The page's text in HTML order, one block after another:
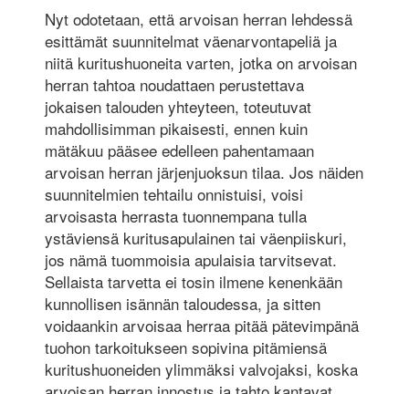
Nyt odotetaan, että arvoisan herran lehdessä
esittämät suunnitelmat väenarvontapeliä ja
niitä kuritushuoneita varten, jotka on arvoisan
herran tahtoa noudattaen perustettava
jokaisen talouden yhteyteen, toteutuvat
mahdollisimman pikaisesti, ennen kuin
mätäkuu pääsee edelleen pahentamaan
arvoisan herran järjenjuoksun tilaa. Jos näiden
suunnitelmien tehtailu onnistuisi, voisi
arvoisasta herrasta tuonnempana tulla
ystäviensä kuritusapulainen tai väenpiiskuri,
jos nämä tuommoisia apulaisia tarvitsevat.
Sellaista tarvetta ei tosin ilmene kenenkään
kunnollisen isännän taloudessa, ja sitten
voidaankin arvoisaa herraa pitää pätevimpänä
tuohon tarkoitukseen sopivina pitämiensä
kuritushuoneiden ylimmäksi valvojaksi, koska